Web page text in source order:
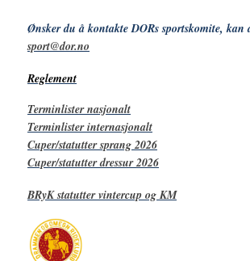
Ønsker du å kontakte DORs sportskomite, kan
sport@dor.no
Reglement
Terminlister nasjonalt
Terminlister internasjonalt
Cuper/statutter sprang 2026
Cuper/statutter dressur 2026
BRyK statutter vintercup og KM